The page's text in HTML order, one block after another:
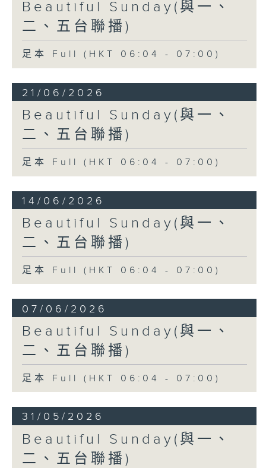
Beautiful Sunday(與一、
二、五台聯播)
足本 Full (HKT 06:04 - 07:00)
21/06/2026
Beautiful Sunday(與一、
二、五台聯播)
足本 Full (HKT 06:04 - 07:00)
14/06/2026
Beautiful Sunday(與一、
二、五台聯播)
足本 Full (HKT 06:04 - 07:00)
07/06/2026
Beautiful Sunday(與一、
二、五台聯播)
足本 Full (HKT 06:04 - 07:00)
31/05/2026
Beautiful Sunday(與一、
二、五台聯播)